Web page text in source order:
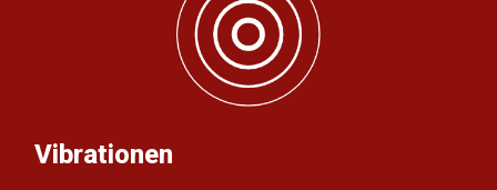
Vibrationen